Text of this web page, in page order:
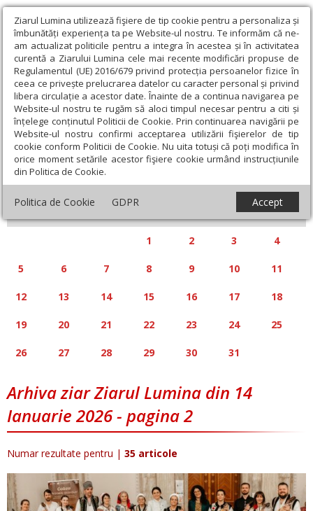
Ziarul Lumina utilizează fişiere de tip cookie pentru a personaliza și
îmbunătăți experiența ta pe Website-ul nostru. Te informăm că ne-
am actualizat politicile pentru a integra în acestea și în activitatea
curentă a Ziarului Lumina cele mai recente modificări propuse de
Regulamentul (UE) 2016/679 privind protecția persoanelor fizice în
ceea ce privește prelucrarea datelor cu caracter personal și privind
libera circulație a acestor date. Înainte de a continua navigarea pe
Website-ul nostru te rugăm să aloci timpul necesar pentru a citi și
înțelege conținutul Politicii de Cookie. Prin continuarea navigării pe
Website-ul nostru confirmi acceptarea utilizării fişierelor de tip
cookie conform Politicii de Cookie. Nu uita totuși că poți modifica în
orice moment setările acestor fişiere cookie urmând instrucțiunile
din Politica de Cookie.
Politica de Cookie GDPR Accept
Calendar articole
« »
IANUARIE 2026
S D
1 2 3 4
5 6 7 8 9 10 11
12 13 14 15 16 17 18
19 20 21 22 23 24 25
26 27 28 29 30 31
Arhiva ziar Ziarul Lumina din 14
Ianuarie 2026 - pagina 2
Numar rezultate pentru | 35 articole